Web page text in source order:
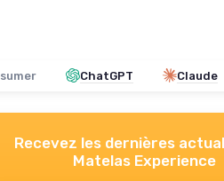
ChatGPT Claude
Recevez les dernières
Matelas Experience